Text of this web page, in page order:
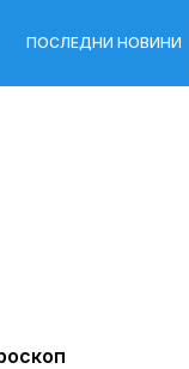
ПОСЛЕДНИ НОВИНИ